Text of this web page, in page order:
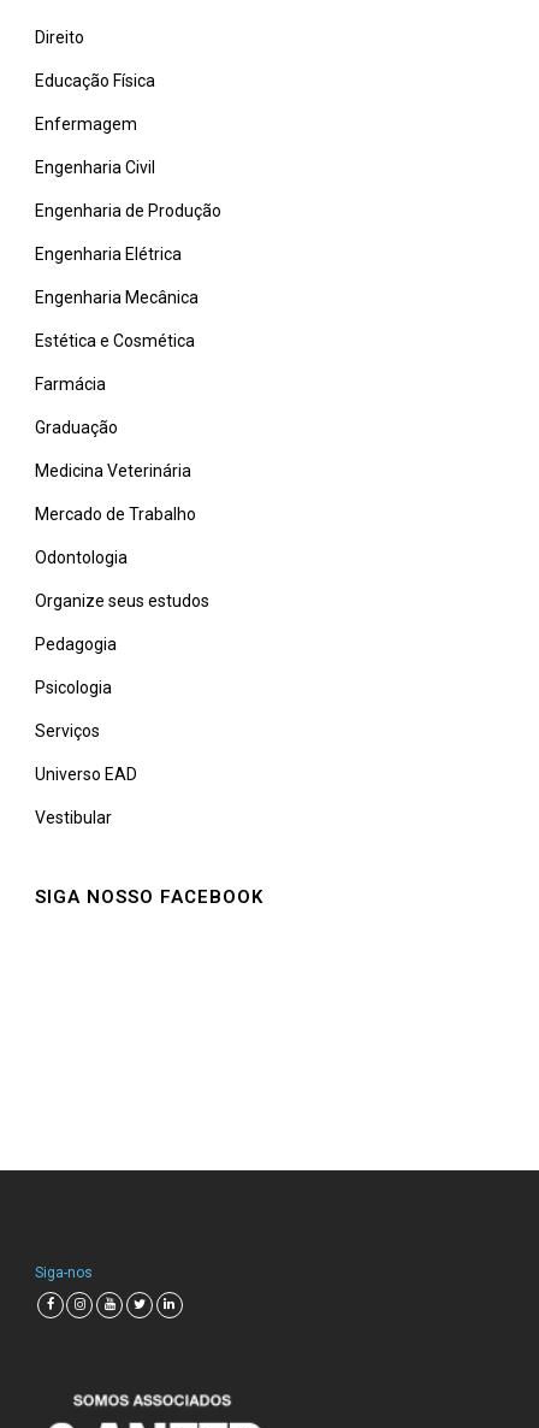
Direito
Educação Física
Enfermagem
Engenharia Civil
Engenharia de Produção
Engenharia Elétrica
Engenharia Mecânica
Estética e Cosmética
Farmácia
Graduação
Medicina Veterinária
Mercado de Trabalho
Odontologia
Organize seus estudos
Pedagogia
Psicologia
Serviços
Universo EAD
Vestibular
SIGA NOSSO FACEBOOK
Siga-nos